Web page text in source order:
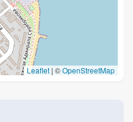
Leaflet | ©OpenStreetMap